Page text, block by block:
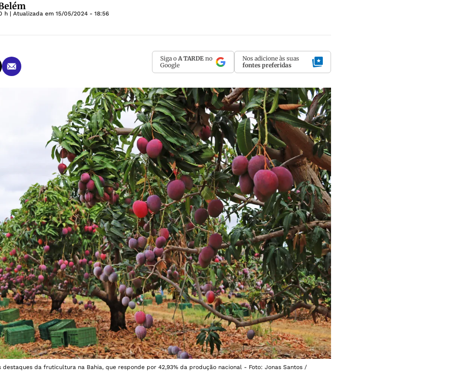
h | Atualizada em 15/05/2024 - 18:56
Siga o A TARDE no
Google
Nos adicione às suas
fontes preferidas
destaques da fruticultura na Bahia, que responde por 42,93% da produção nacional - Foto: Jonas Santos /